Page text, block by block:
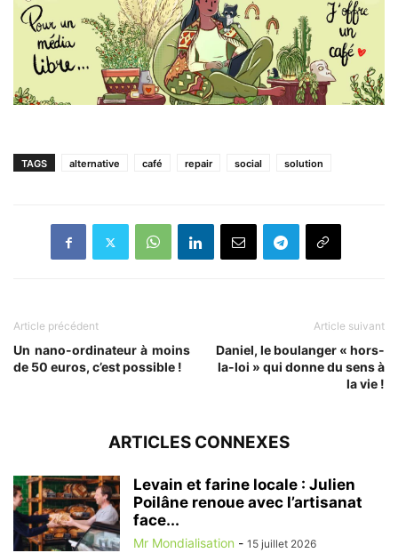
TAGS alternative café repair social solution
Article précédent
Un nano-ordinateur à moins
de 50 euros, c’est possible !
Article suivant
Daniel, le boulanger « hors-
la-loi » qui donne du sens à
la vie !
ARTICLES CONNEXES
Levain et farine locale : Julien
Poilâne renoue avec l’artisanat
face...
Mr Mondialisation - 15 juillet 2026